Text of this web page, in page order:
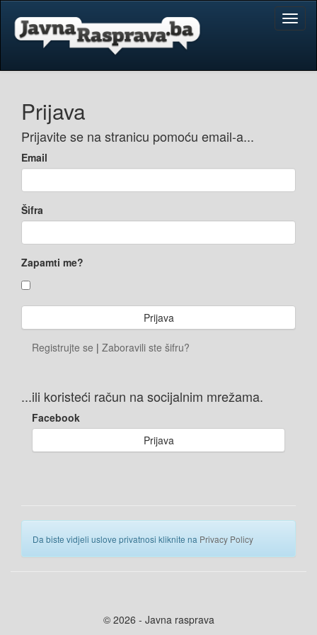
Prijava
Prijavite se na stranicu pomoću email-a...
Email
Šifra
Zapamti me?
Registrujte se | Zaboravili ste šifru?
...ili koristeći račun na socijalnim mrežama.
Facebook
Prijava
Da biste vidjeli uslove privatnosi kliknite na Privacy Policy
© 2026 - Javna rasprava